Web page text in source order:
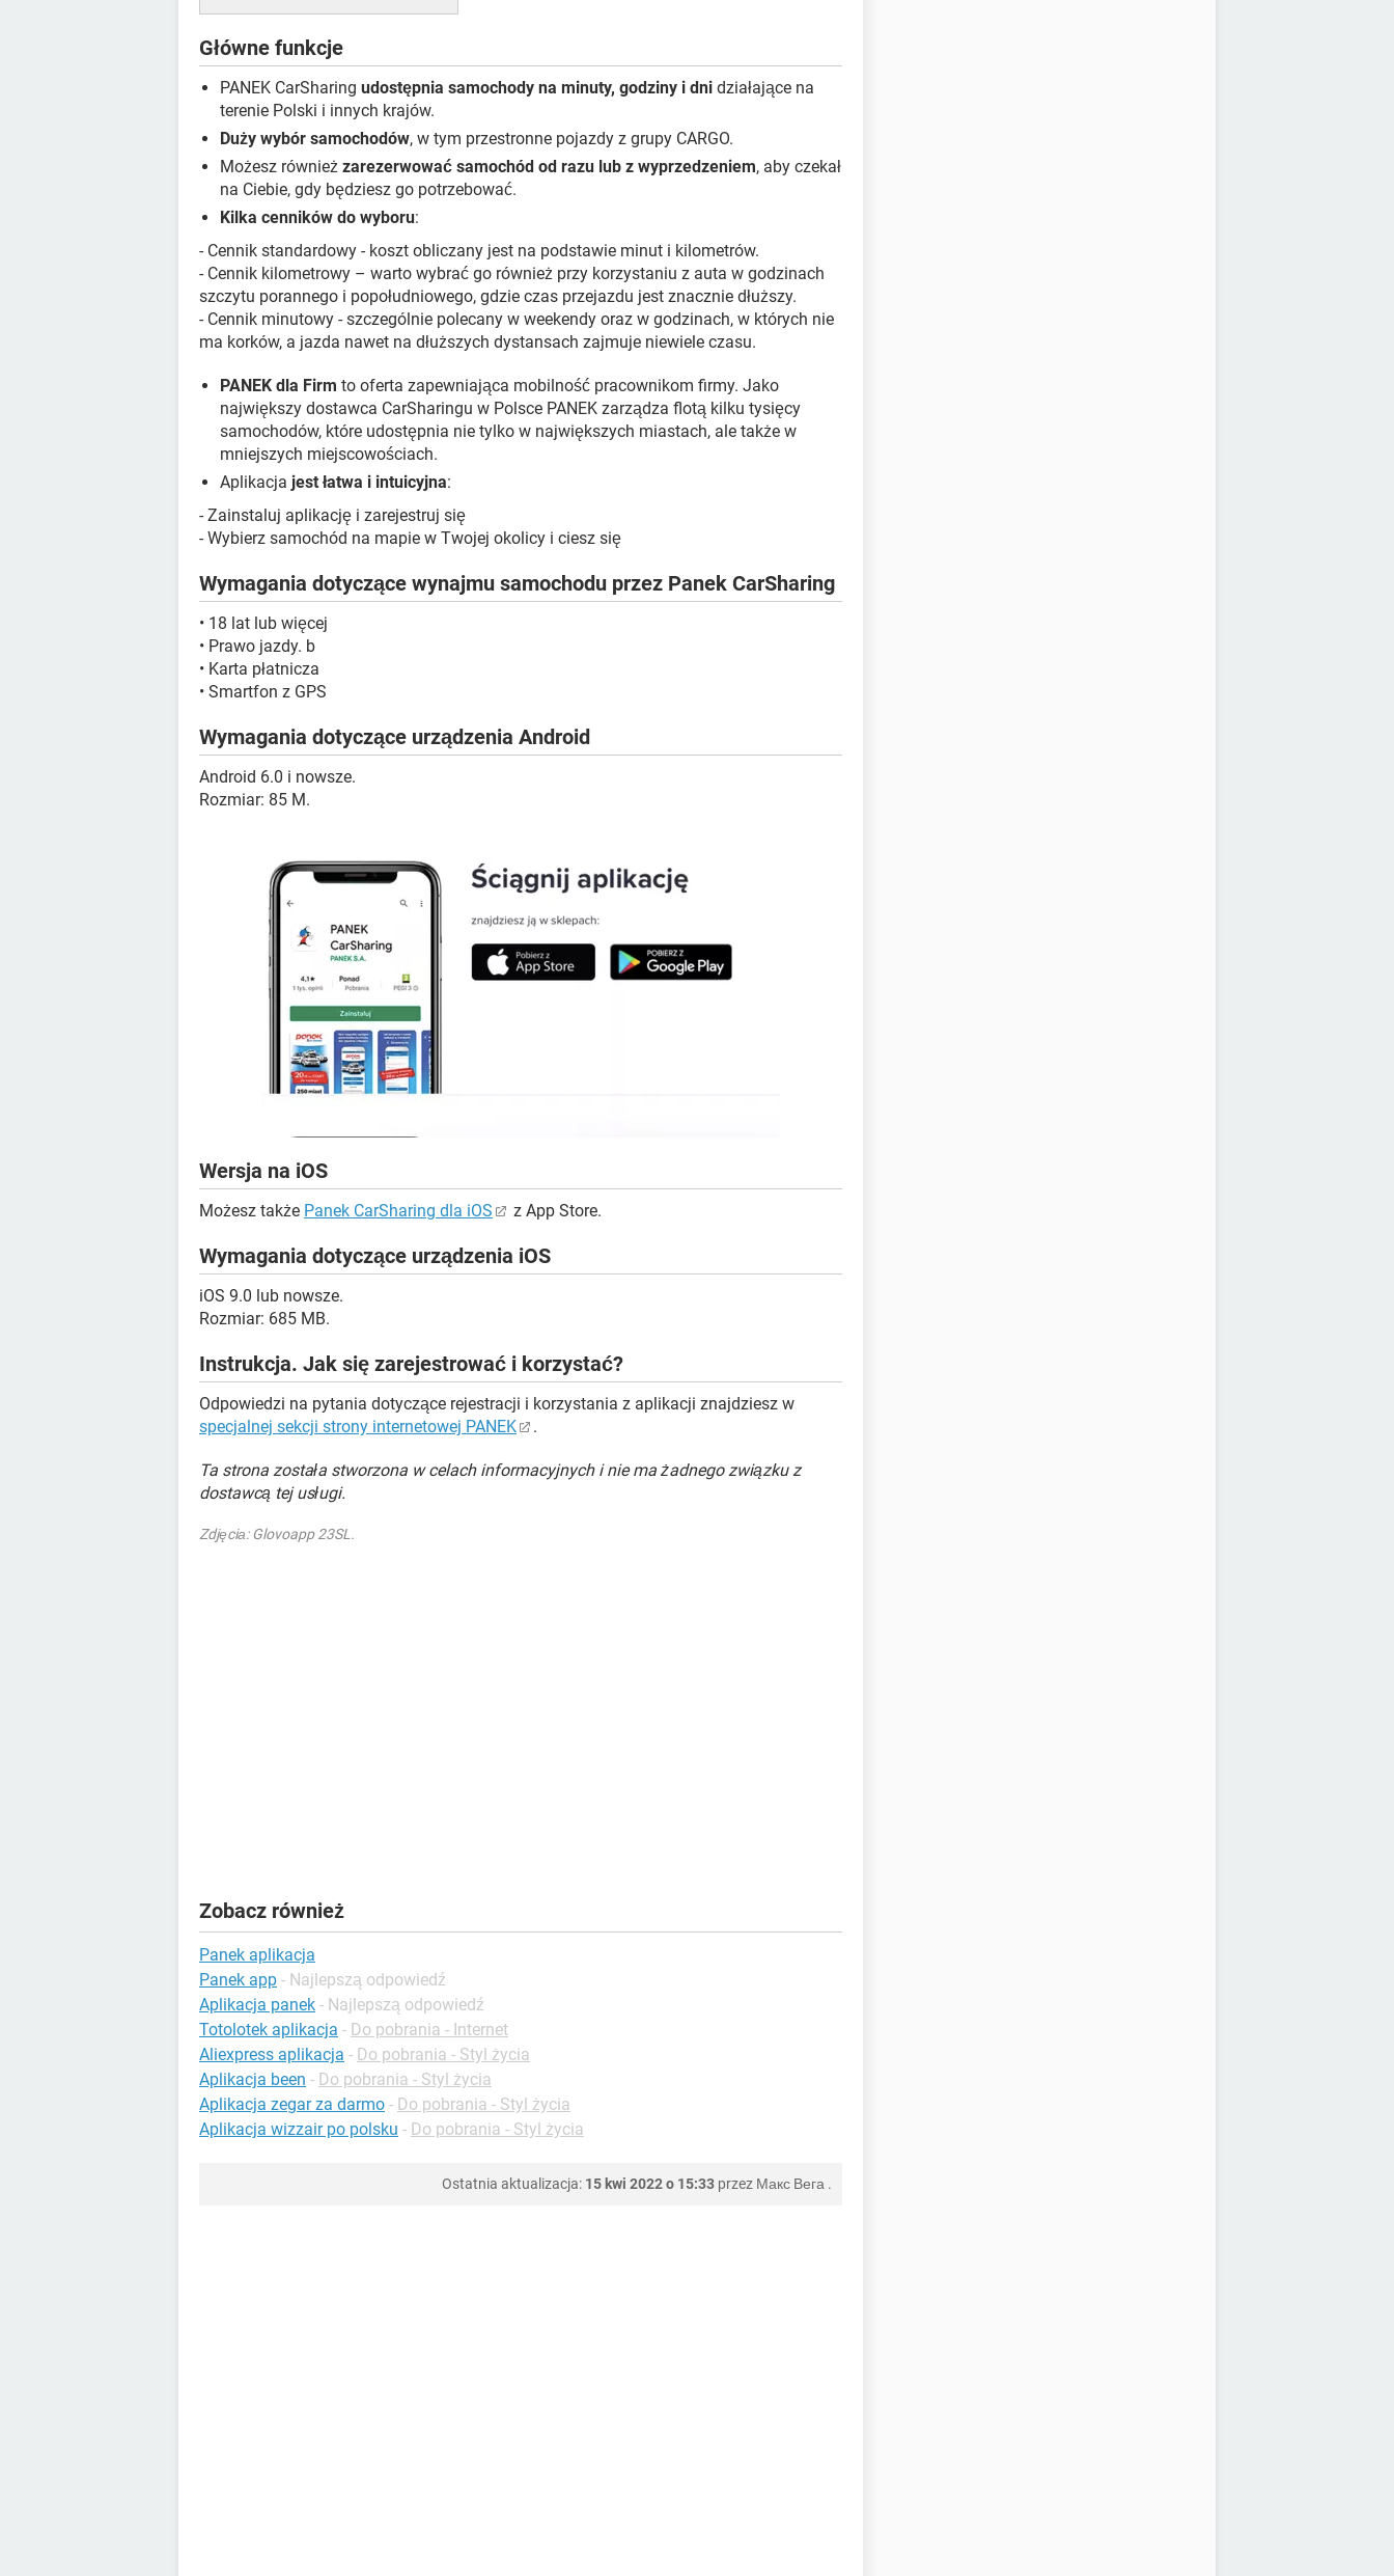
Główne funkcje
PANEK CarSharing udostępnia samochody na minuty, godziny i dni działające na
terenie Polski i innych krajów.
Duży wybór samochodów, w tym przestronne pojazdy z grupy CARGO.
Możesz również zarezerwować samochód od razu lub z wyprzedzeniem, aby czekał
na Ciebie, gdy będziesz go potrzebować.
Kilka cenników do wyboru:
- Cennik standardowy - koszt obliczany jest na podstawie minut i kilometrów.
- Cennik kilometrowy – warto wybrać go również przy korzystaniu z auta w godzinach
szczytu porannego i popołudniowego, gdzie czas przejazdu jest znacznie dłuższy.
- Cennik minutowy - szczególnie polecany w weekendy oraz w godzinach, w których nie
ma korków, a jazda nawet na dłuższych dystansach zajmuje niewiele czasu.
PANEK dla Firm to oferta zapewniająca mobilność pracownikom firmy. Jako
największy dostawca CarSharingu w Polsce PANEK zarządza flotą kilku tysięcy
samochodów, które udostępnia nie tylko w największych miastach, ale także w
mniejszych miejscowościach.
Aplikacja jest łatwa i intuicyjna:
- Zainstaluj aplikację i zarejestruj się
- Wybierz samochód na mapie w Twojej okolicy i ciesz się
Wymagania dotyczące wynajmu samochodu przez Panek CarSharing
• 18 lat lub więcej
• Prawo jazdy. b
• Karta płatnicza
• Smartfon z GPS
Wymagania dotyczące urządzenia Android
Android 6.0 i nowsze.
Rozmiar: 85 M.
Wersja na iOS
Możesz także Panek CarSharing dla iOS z App Store.
Wymagania dotyczące urządzenia iOS
iOS 9.0 lub nowsze.
Rozmiar: 685 MB.
Instrukcja. Jak się zarejestrować i korzystać?
Odpowiedzi na pytania dotyczące rejestracji i korzystania z aplikacji znajdziesz w
specjalnej sekcji strony internetowej PANEK
.
Ta strona została stworzona w celach informacyjnych i nie ma żadnego związku z
dostawcą tej usługi.
Zdjęciа: Glovoapp 23SL.
Zobacz również
Panek aplikacja
Panek app - Najlepszą odpowiedź
Aplikacja panek - Najlepszą odpowiedź
Totolotek aplikacja - Do pobrania - Internet
Aliexpress aplikacja - Do pobrania - Styl życia
Aplikacja been - Do pobrania - Styl życia
Aplikacja zegar za darmo - Do pobrania - Styl życia
Aplikacja wizzair po polsku - Do pobrania - Styl życia
Ostatnia aktualizacja: 15 kwi 2022 o 15:33 przez Макс Вега .